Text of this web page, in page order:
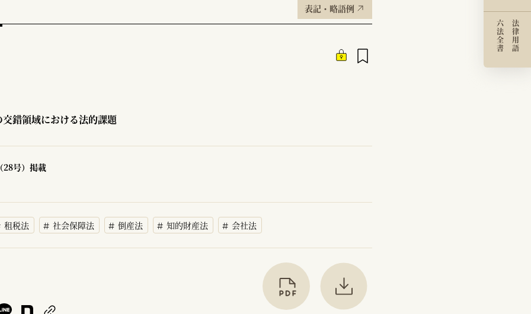
表記・略語例
錯領域における法的課題
28号）掲載
租税法 社会保障法 倒産法 知的財産法 会社法
法律用語
六法全書